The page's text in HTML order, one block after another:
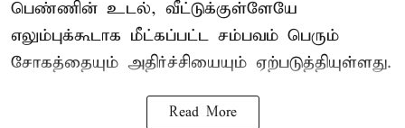
பெண்ணின் உடல், வீட்டுக்குள்ளேயே
எலும்புக்கூடாக மீட்கப்பட்ட சம்பவம் பெரும்
சோகத்தையும் அதிர்ச்சியையும் ஏற்படுத்தியுள்ளது.
Read More